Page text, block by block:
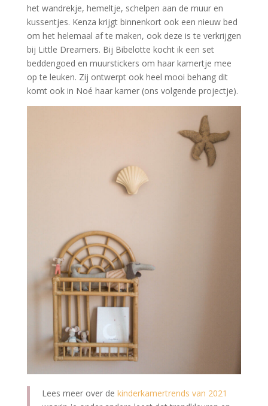
het wandrekje, hemeltje, schelpen aan de muur en
kussentjes. Kenza krijgt binnenkort ook een nieuw bed
om het helemaal af te maken, ook deze is te verkrijgen
bij Little Dreamers. Bij Bibelotte kocht ik een set
beddengoed en muurstickers om haar kamertje mee
op te leuken. Zij ontwerpt ook heel mooi behang dit
komt ook in Noé haar kamer (ons volgende projectje).
Lees meer over de kinderkamertrends van 2021